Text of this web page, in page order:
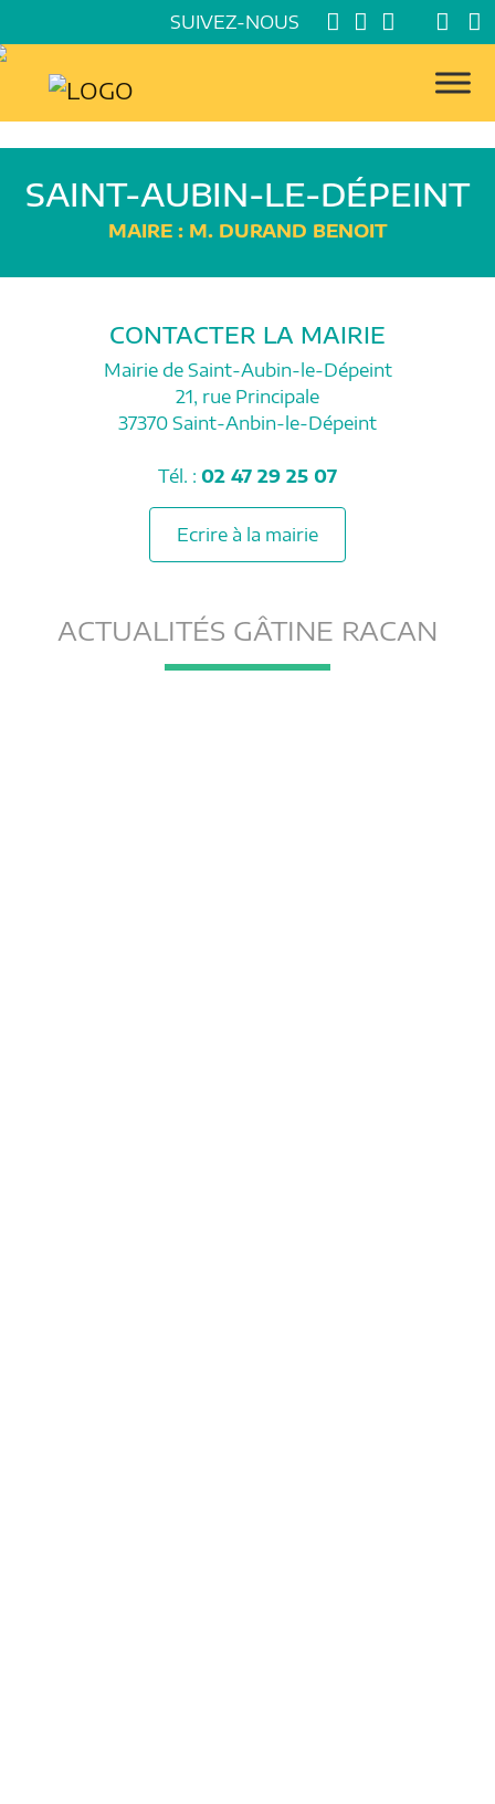
SUIVEZ-NOUS
SAINT-AUBIN-LE-DÉPEINT
MAIRE : M. DURAND BENOIT
CONTACTER LA MAIRIE
Mairie de Saint-Aubin-le-Dépeint
21, rue Principale
37370 Saint-Anbin-le-Dépeint
Tél. : 02 47 29 25 07
Ecrire à la mairie
ACTUALITÉS GÂTINE RACAN